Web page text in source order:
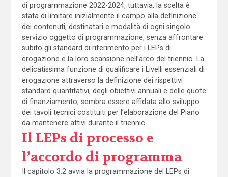
di programmazione 2022-2024, tuttavia, la scelta è
stata di limitare inizialmente il campo alla definizione
dei contenuti, destinatari e modalità di ogni singolo
servizio oggetto di programmazione, senza affrontare
subito gli standard di riferimento per i LEPs di
erogazione e la loro scansione nell’arco del triennio. La
delicatissima funzione di qualificare i Livelli essenziali di
erogazione attraverso la definizione dei rispettivi
standard quantitativi, degli obiettivi annuali e delle quote
di finanziamento, sembra essere affidata allo sviluppo
dei tavoli tecnici costituiti per l’elaborazione del Piano
da mantenere attivi durante il triennio.
Il LEPs di processo e
l’accordo di programma
Il capitolo 3.2 avvia la programmazione del LEPs di